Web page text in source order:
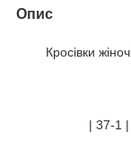
Опис
Кросівки
| 37-1